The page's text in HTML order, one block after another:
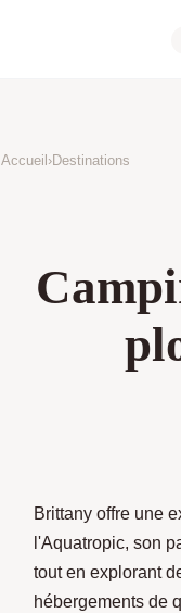
Accueil ›Destinations
Brittany offre une
l'Aquatropic, son
tout en explorant
hébergements de